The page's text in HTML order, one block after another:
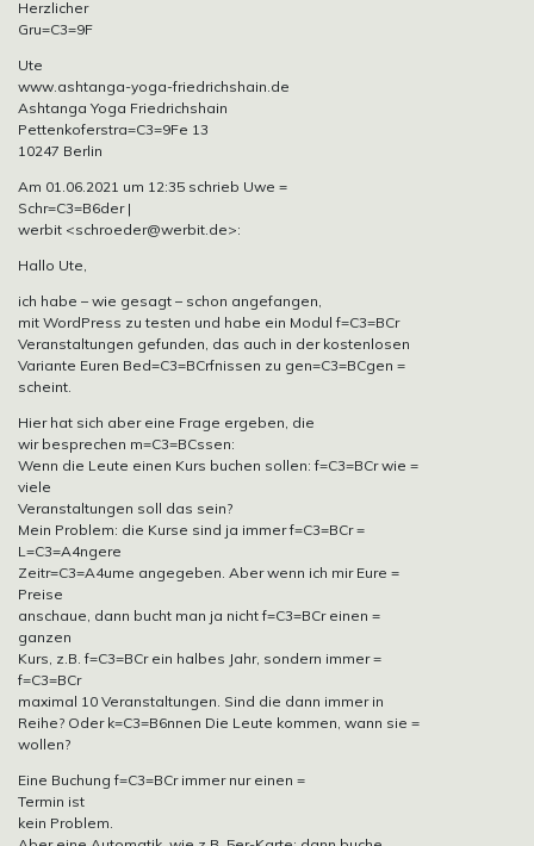
Herzlicher
Gru=C3=9F
Ute
www.ashtanga-yoga-friedrichshain.de
Ashtanga Yoga Friedrichshain
Pettenkoferstra=C3=9Fe 13
10247 Berlin
Am 01.06.2021 um 12:35 schrieb Uwe =
Schr=C3=B6der |
werbit <schroeder@werbit.de>:
Hallo Ute,
ich habe – wie gesagt – schon angefangen,
mit WordPress zu testen und habe ein Modul f=C3=BCr
Veranstaltungen gefunden, das auch in der kostenlosen
Variante Euren Bed=C3=BCrfnissen zu gen=C3=BCgen =
scheint.
Hier hat sich aber eine Frage ergeben, die
wir besprechen m=C3=BCssen:
Wenn die Leute einen Kurs buchen sollen: f=C3=BCr wie =
viele
Veranstaltungen soll das sein?
Mein Problem: die Kurse sind ja immer f=C3=BCr =
L=C3=A4ngere
Zeitr=C3=A4ume angegeben. Aber wenn ich mir Eure =
Preise
anschaue, dann bucht man ja nicht f=C3=BCr einen =
ganzen
Kurs, z.B. f=C3=BCr ein halbes Jahr, sondern immer =
f=C3=BCr
maximal 10 Veranstaltungen. Sind die dann immer in
Reihe? Oder k=C3=B6nnen Die Leute kommen, wann sie =
wollen?
Eine Buchung f=C3=BCr immer nur einen =
Termin ist
kein Problem.